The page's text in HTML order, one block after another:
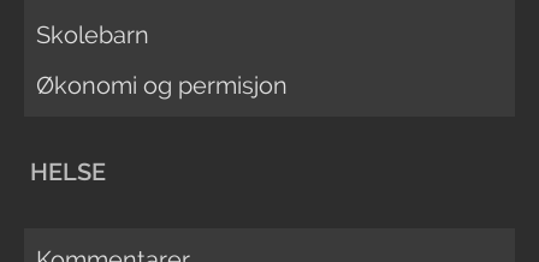
Skolebarn
Økonomi og permisjon
HELSE